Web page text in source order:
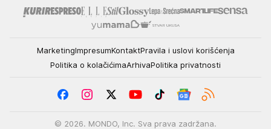
MarketingImpresumKontaktPravila i uslovi korišćenja
Politika o kolačićimaArhivaPolitika privatnosti
© 2026. MONDO, Inc. Sva prava zadržana.